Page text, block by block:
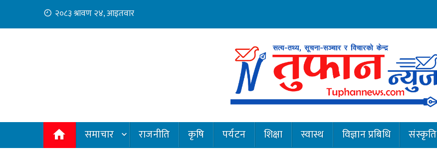
content
२०८३ श्रावण २४, आइतवार
समाचार राजनीति कृषि पर्यटन शिक्षा स्वास्थ विज्ञान प्रबिधि संस्कृति